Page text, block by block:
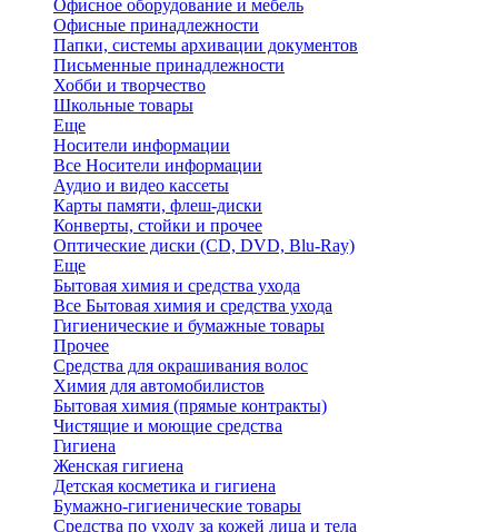
Офисное оборудование и мебель
Офисные принадлежности
Папки, системы архивации документов
Письменные принадлежности
Хобби и творчество
Школьные товары
Еще
Носители информации
Все Носители информации
Аудио и видео кассеты
Карты памяти, флеш-диски
Конверты, стойки и прочее
Оптические диски (CD, DVD, Blu-Ray)
Еще
Бытовая химия и средства ухода
Все Бытовая химия и средства ухода
Гигиенические и бумажные товары
Прочее
Средства для окрашивания волос
Химия для автомобилистов
Бытовая химия (прямые контракты)
Чистящие и моющие средства
Гигиена
Женская гигиена
Детская косметика и гигиена
Бумажно-гигиенические товары
Средства по уходу за кожей лица и тела